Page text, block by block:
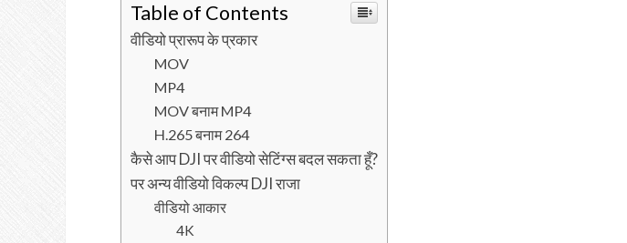
Table of Contents
वीडियो प्रारूप के प्रकार
MOV
MP4
MOV बनाम MP4
H.265 बनाम 264
कैसे आप DJI पर वीडियो सेटिंग्स बदल सकता हूँ?
पर अन्य वीडियो विकल्प DJI राजा
वीडियो आकार
4K